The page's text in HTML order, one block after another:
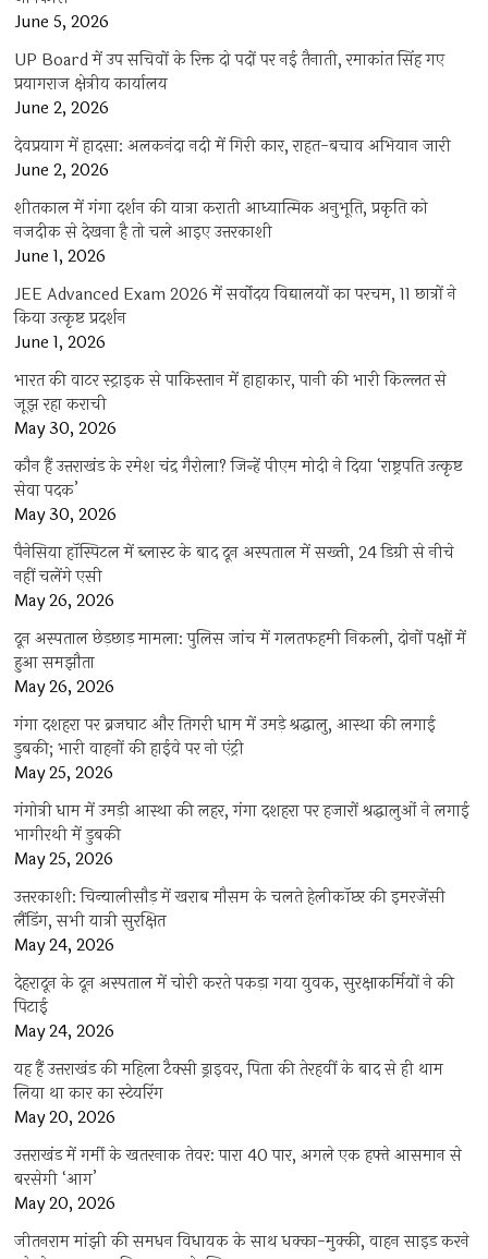
June 5, 2026
UP Board में उप सचिवों के रिक्त दो पदों पर नई तैनाती, रमाकांत सिंह गए
प्रयागराज क्षेत्रीय कार्यालय
June 2, 2026
देवप्रयाग में हादसा: अलकनंदा नदी में गिरी कार, राहत-बचाव अभियान जारी
June 2, 2026
शीतकाल में गंगा दर्शन की यात्रा कराती आध्यात्मिक अनुभूति, प्रकृति को
नजदीक से देखना है तो चले आइए उत्तरकाशी
June 1, 2026
JEE Advanced Exam 2026 में सर्वोदय विद्यालयों का परचम, 11 छात्रों ने
किया उत्कृष्ट प्रदर्शन
June 1, 2026
भारत की वाटर स्ट्राइक से पाकिस्तान में हाहाकार, पानी की भारी किल्लत से
जूझ रहा कराची
May 30, 2026
कौन हैं उत्तराखंड के रमेश चंद्र गैरोला? जिन्हें पीएम मोदी ने दिया ‘राष्ट्रपति उत्कृष्ट
सेवा पदक’
May 30, 2026
पैनेसिया हॉस्पिटल में ब्लास्ट के बाद दून अस्पताल में सख्ती, 24 डिग्री से नीचे
नहीं चलेंगे एसी
May 26, 2026
दून अस्पताल छेड़छाड़ मामला: पुलिस जांच में गलतफहमी निकली, दोनों पक्षों में
हुआ समझौता
May 26, 2026
गंगा दशहरा पर ब्रजघाट और तिगरी धाम में उमड़े श्रद्धालु, आस्था की लगाई
डुबकी; भारी वाहनों की हाईवे पर नो एंट्री
May 25, 2026
गंगोत्री धाम में उमड़ी आस्था की लहर, गंगा दशहरा पर हजारों श्रद्धालुओं ने लगाई
भागीरथी में डुबकी
May 25, 2026
उत्तरकाशी: चिन्यालीसौड़ में खराब मौसम के चलते हेलीकॉप्टर की इमरजेंसी
लैंडिंग, सभी यात्री सुरक्षित
May 24, 2026
देहरादून के दून अस्पताल में चोरी करते पकड़ा गया युवक, सुरक्षाकर्मियों ने की
पिटाई
May 24, 2026
यह हैं उत्तराखंड की महिला टैक्सी ड्राइवर, पिता की तेरहवीं के बाद से ही थाम
लिया था कार का स्टेयरिंग
May 20, 2026
उत्तराखंड में गर्मी के खतरनाक तेवर: पारा 40 पार, अगले एक हफ्ते आसमान से
बरसेगी ‘आग’
May 20, 2026
जीतनराम मांझी की समधन विधायक के साथ धक्का-मुक्की, वाहन साइड करने